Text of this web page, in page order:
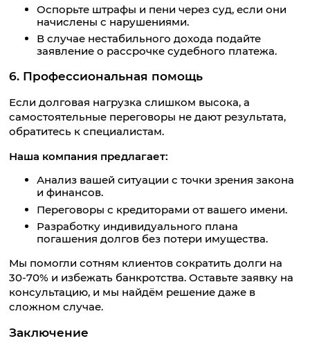
Оспорьте штрафы и пени через суд, если они
начислены с нарушениями.
В случае нестабильного дохода подайте
заявление о рассрочке судебного платежа.
6. Профессиональная помощь
Если долговая нагрузка слишком высока, а
самостоятельные переговоры не дают результата,
обратитесь к специалистам.
Наша компания предлагает:
Анализ вашей ситуации с точки зрения закона
и финансов.
Переговоры с кредиторами от вашего имени.
Разработку индивидуального плана
погашения долгов без потери имущества.
Мы помогли сотням клиентов сократить долги на
30-70% и избежать банкротства. Оставьте заявку на
консультацию, и мы найдём решение даже в
сложном случае.
Заключение